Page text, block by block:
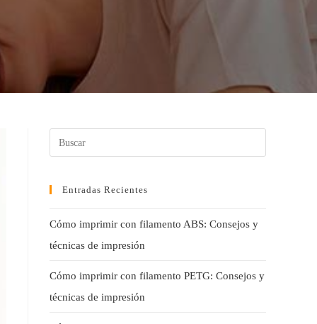
Entradas Recientes
Cómo imprimir con filamento ABS: Consejos y
técnicas de impresión
Cómo imprimir con filamento PETG: Consejos y
técnicas de impresión